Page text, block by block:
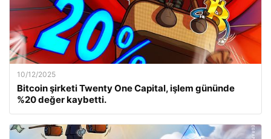
10/12/2025
Bitcoin şirketi Twenty One Capital, işlem gününde
%20 değer kaybetti.